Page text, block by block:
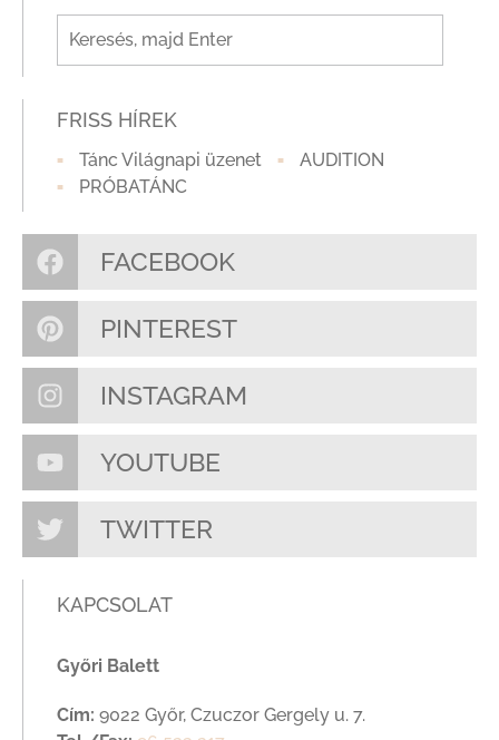
FRISS HÍREK
Tánc Világnapi üzenet
AUDITION
PRÓBATÁNC
FACEBOOK
PINTEREST
INSTAGRAM
YOUTUBE
TWITTER
KAPCSOLAT
Győri Balett
Cím: 9022 Győr, Czuczor Gergely u. 7.